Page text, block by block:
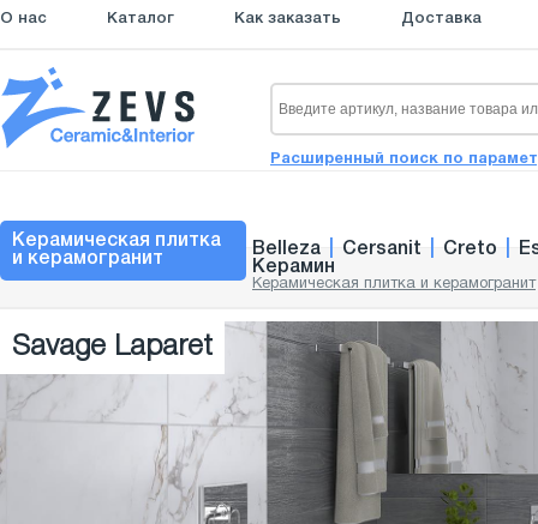
О нас Каталог Как заказать Доставка
Расширенный поиск по
Керамическая плитка
и керамогранит
Belleza Cersanit Creto
Керамин
Керамическая плитка и керамогранит
Savage Laparet